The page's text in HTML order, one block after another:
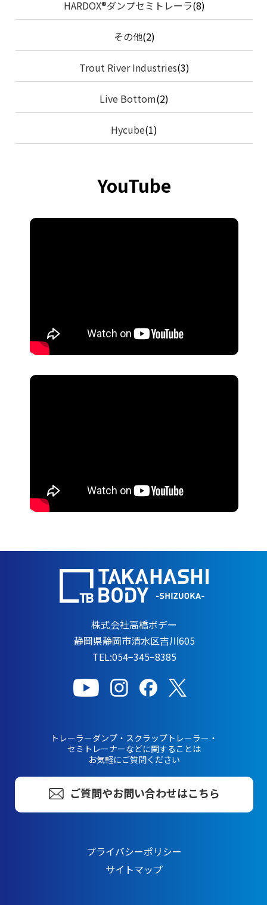
HARDOX®ダンプセミトレーラ(8)
その他(2)
Trout River Industries(3)
Live Bottom(2)
Hycube(1)
YouTube
株式会社高橋ボデー
静岡県静岡市清水区吉川605
TEL:054−345−8385
トレーラーダンプ・スクラップトレーラー・
セミトレーナーなどに関することは
お気軽にご質問ください
ご質問やお問い合わせはこちら
プライバシーポリシー
サイトマップ